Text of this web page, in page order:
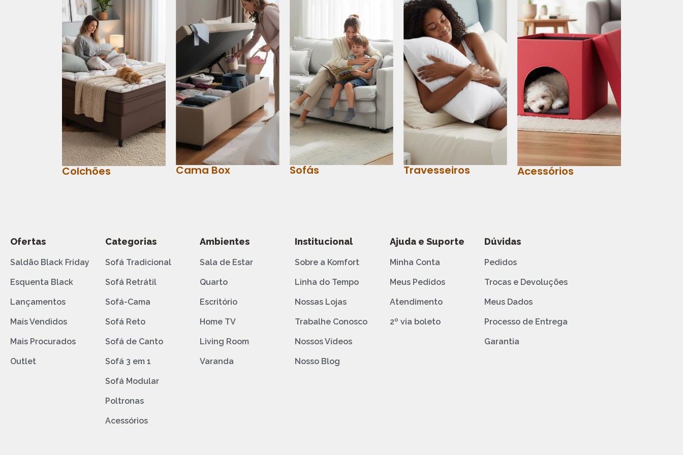
Colchões Cama Box Sofás Travesseiros Acessórios
Ofertas
Saldão Black Friday
Esquenta Black
Lançamentos
Mais Vendidos
Mais Procurados
Outlet
Categorias
Sofá Tradicional
Sofá Retrátil
Sofá-Cama
Sofá Reto
Sofá de Canto
Sofá 3 em 1
Sofá Modular
Poltronas
Acessórios
Ambientes
Sala de Estar
Quarto
Escritório
Home TV
Living Room
Varanda
Institucional
Sobre a Komfort
Linha do Tempo
Nossas Lojas
Trabalhe Conosco
Nossos Vídeos
Nosso Blog
Ajuda e Suporte
Minha Conta
Meus Pedidos
Atendimento
2º via boleto
Dúvidas
Pedidos
Trocas e Devoluções
Meus Dados
Processo de Entrega
Garantia